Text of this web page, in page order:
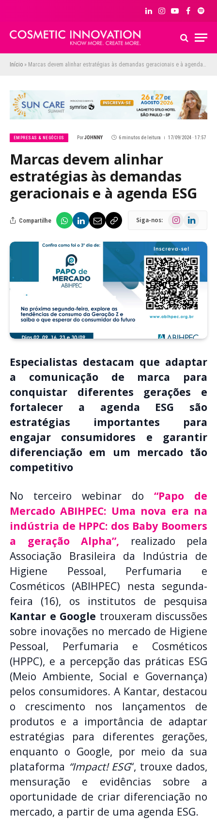
LinkedInInstagram
YouTubeFacebook
Início » Marcas devem alinhar estratégias às demandas geracionais e à agenda ESG
EMPRESAS & NEGÓCIOS Por JOHNNY 6 minutos de leitura 17/09/2024 · 17:57
Marcas devem alinhar
estratégias às demandas
geracionais e à agenda ESG
Compartilhe Siga-nos: InstagramLinkedIn
Especialistas destacam que adaptar
a comunicação de marca para
conquistar diferentes gerações e
fortalecer a agenda ESG são
estratégias importantes para
engajar consumidores e garantir
diferenciação em um mercado tão
competitivo
No terceiro webinar do “Papo de
Mercado ABIHPEC: Uma nova era na
indústria de HPPC: dos Baby Boomers
a geração Alpha”, realizado pela
Associação Brasileira da Indústria de
Higiene Pessoal, Perfumaria e
Cosméticos (ABIHPEC) nesta segunda-
feira (16), os institutos de pesquisa
Kantar e Google trouxeram discussões
sobre inovações no mercado de Higiene
Pessoal, Perfumaria e Cosméticos
(HPPC), e a percepção das práticas ESG
(Meio Ambiente, Social e Governança)
pelos consumidores. A Kantar, destacou
o crescimento nos lançamentos de
produtos e a importância de adaptar
estratégias para diferentes gerações,
enquanto o Google, por meio da sua
plataforma “Impact! ESG“, trouxe dados,
mensuração e evidências sobre a
oportunidade de criar diferenciação no
mercado, a partir de uma agenda ESG.